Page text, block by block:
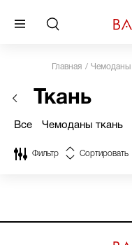
Главная Чемоданы
Ткань
Все Чемоданы ткань
Фильтр Сортировать